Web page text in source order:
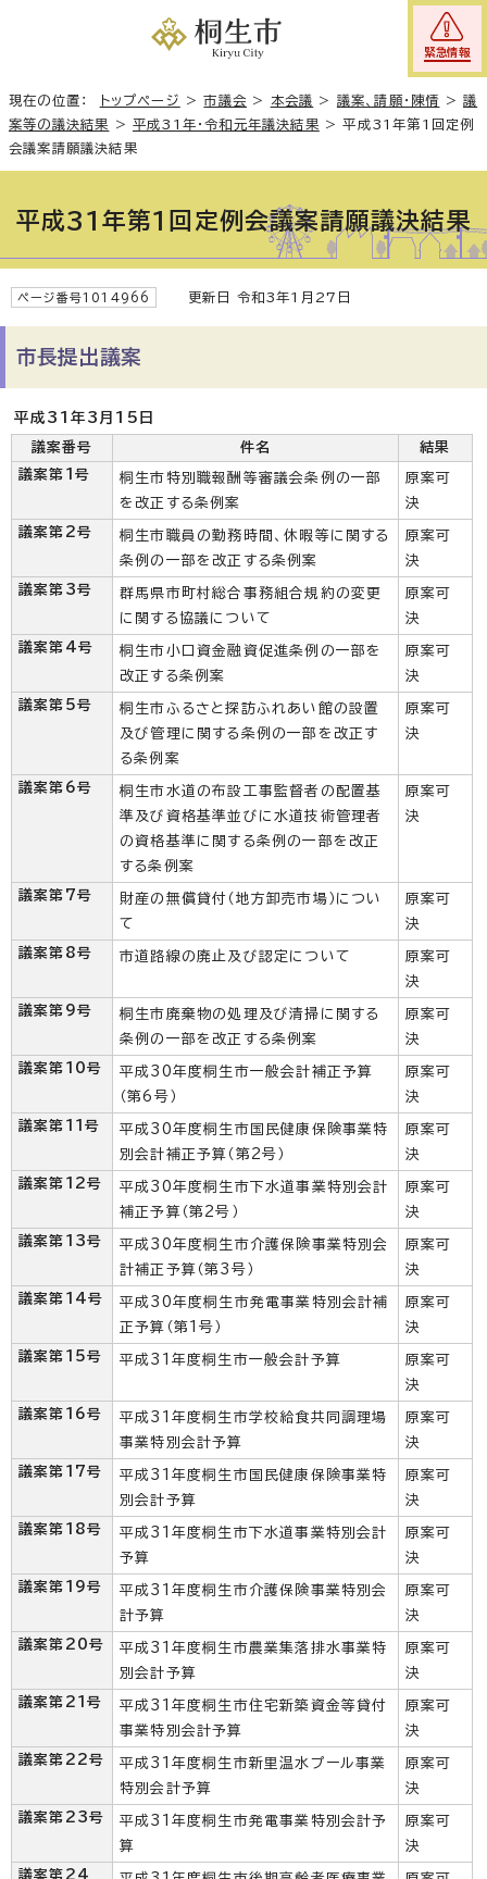
緊急情報
現在の位置： トップページ >市議会 > 本会議 > 議案、請願・陳情 >議
案等の議決結果
>平成31年・令和元年議決結果 >平成31年第1回定例
会議案請願議決結果
平成31年第1回定例会議案請願議決結果
ページ番号1014966 更新日 令和3年1月27日
市長提出議案
平成31年3月15日
議案番号 件名
結果
議案第1号
桐生市特別職報酬等審議会条例の一部
を改正する条例案
原案可
決
議案第2号
桐生市職員の勤務時間、休暇等に関する
条例の一部を改正する条例案
原案可
決
議案第3号
群馬県市町村総合事務組合規約の変更
に関する協議について
原案可
決
議案第4号
桐生市小口資金融資促進条例の一部を
改正する条例案
原案可
決
議案第5号
桐生市ふるさと探訪ふれあい館の設置
及び管理に関する条例の一部を改正す
る条例案
原案可
決
議案第6号
桐生市水道の布設工事監督者の配置基
準及び資格基準並びに水道技術管理者
の資格基準に関する条例の一部を改正
する条例案
原案可
決
議案第7号
財産の無償貸付（地方卸売市場）につい
て
原案可
決
議案第8号 市道路線の廃止及び認定について
原案可
決
議案第9号
桐生市廃棄物の処理及び清掃に関する
条例の一部を改正する条例案
原案可
決
議案第10号
平成30年度桐生市一般会計補正予算
（第6号）
原案可
決
議案第11号
平成30年度桐生市国民健康保険事業特
別会計補正予算（第2号）
原案可
決
議案第12号
平成30年度桐生市下水道事業特別会計
補正予算（第2号）
原案可
決
議案第13号
平成30年度桐生市介護保険事業特別会
計補正予算（第3号）
原案可
決
議案第14号
平成30年度桐生市発電事業特別会計補
正予算（第1号）
原案可
決
議案第15号 平成31年度桐生市一般会計予算
原案可
決
議案第16号
平成31年度桐生市学校給食共同調理場
事業特別会計予算
原案可
決
議案第17号
平成31年度桐生市国民健康保険事業特
別会計予算
原案可
決
議案第18号
平成31年度桐生市下水道事業特別会計
予算
原案可
決
議案第19号
平成31年度桐生市介護保険事業特別会
計予算
原案可
決
議案第20号
平成31年度桐生市農業集落排水事業特
別会計予算
原案可
決
議案第21号
平成31年度桐生市住宅新築資金等貸付
事業特別会計予算
原案可
決
議案第22号
平成31年度桐生市新里温水プール事業
特別会計予算
原案可
決
議案第23号
平成31年度桐生市発電事業特別会計予
算
原案可
決
議案第24